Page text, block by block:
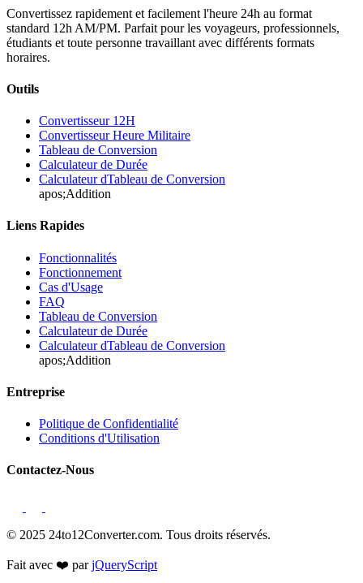
Convertissez rapidement et facilement l'heure 24h au format
standard 12h AM/PM. Parfait pour les voyageurs, professionnels,
étudiants et toute personne travaillant avec différents formats
horaires.
Outils
Convertisseur 12H
Convertisseur Heure Militaire
Tableau de Conversion
Calculateur de Durée
Calculateur dTableau de Conversion
apos;Addition
Liens Rapides
Fonctionnalités
Fonctionnement
Cas d'Usage
FAQ
Tableau de Conversion
Calculateur de Durée
Calculateur dTableau de Conversion
apos;Addition
Entreprise
Politique de Confidentialité
Conditions d'Utilisation
Contactez-Nous
© 2025 24to12Converter.com. Tous droits réservés.
Fait avec ❤️ parjQueryScript